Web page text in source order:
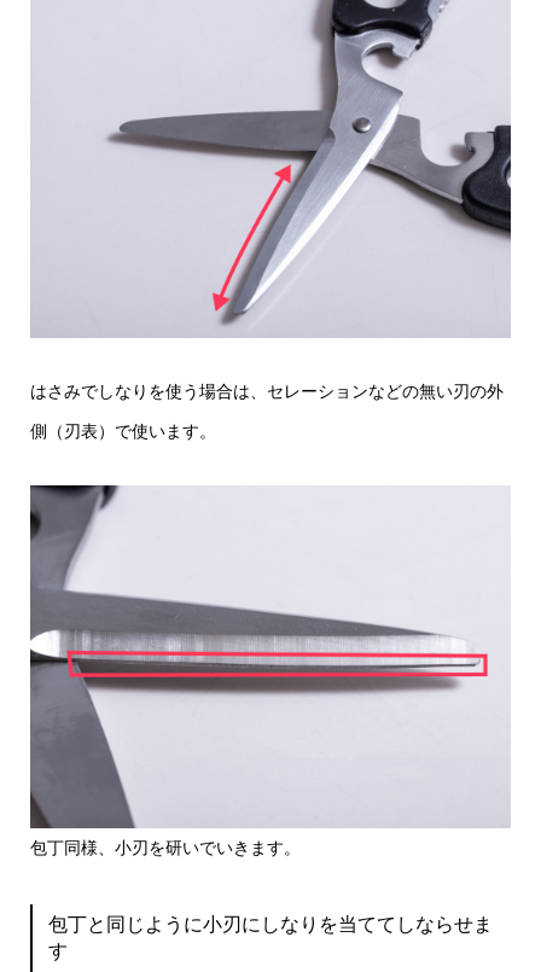
はさみでしなりを使う場合は、セレーションなどの無い刃の外
側（刃表）で使います。
包丁同様、小刃を研いでいきます。
包丁と同じように小刃にしなりを当ててしならせま
す